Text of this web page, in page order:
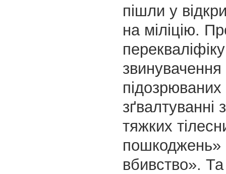
пішли у
на міліцію.
звинувачення
підозрюваних
зґвалтуванні
тяжких
пошкоджень»
вбивство».